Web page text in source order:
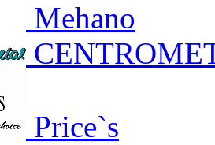
Mehano
Price`s